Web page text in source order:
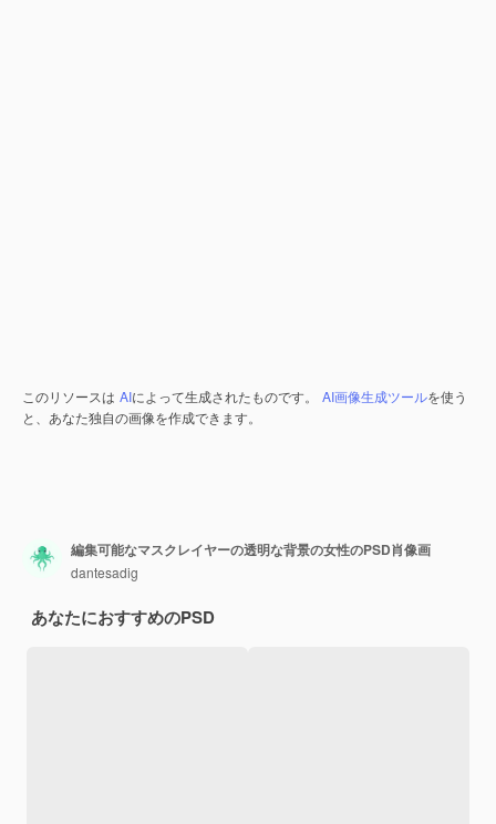
このリソースは AIによって生成されたものです。 AI画像生成ツールを使う
と、あなた独自の画像を作成できます。
編集可能なマスクレイヤーの透明な背景の女性のPSD肖像画
dantesadig
あなたにおすすめのPSD